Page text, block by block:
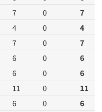
7 0
7
4 0
4
7 0
7
6 0
6
6 0
6
11 0
11
6 0
6